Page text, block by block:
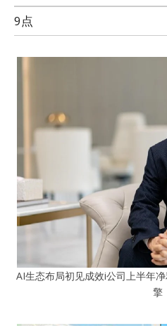
9点
AI生态布局初见成效i公司上半年
擎